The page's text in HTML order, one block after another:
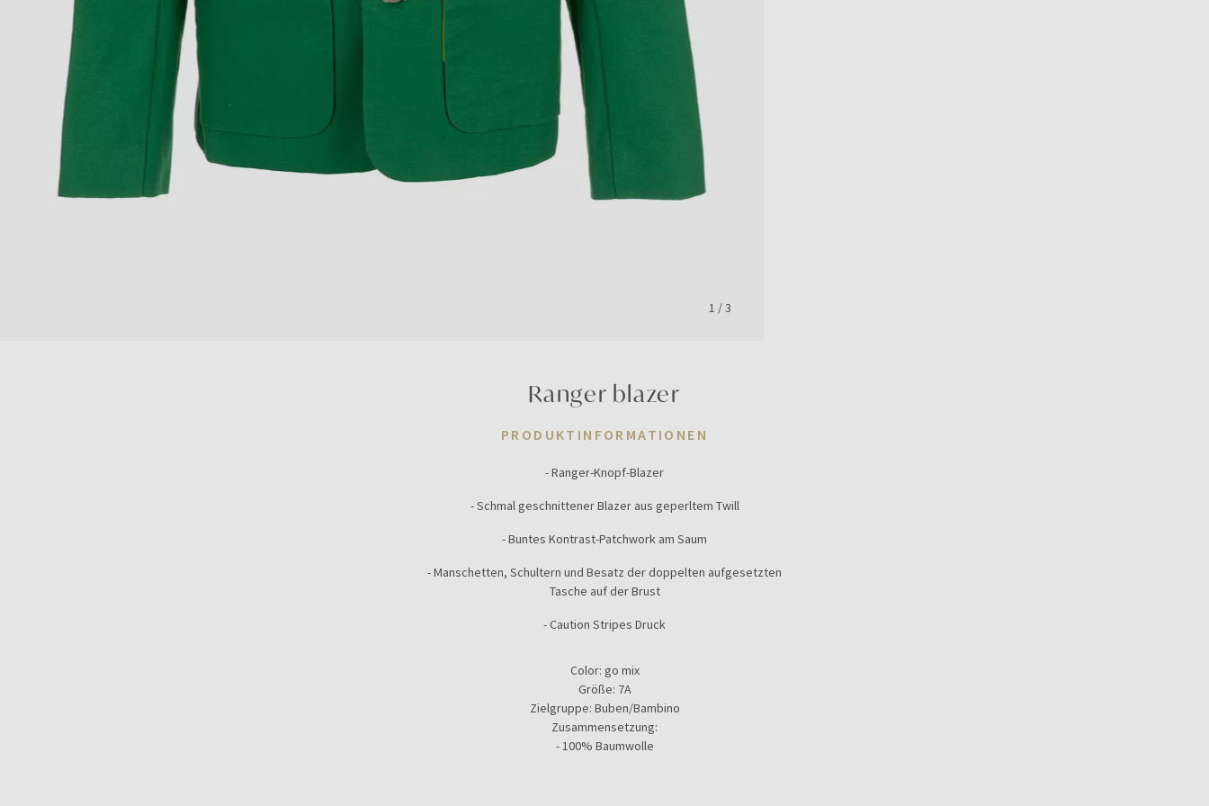
1 /3
Ranger blazer
PRODUKTINFORMATIONEN
- Ranger-Knopf-Blazer
- Schmal geschnittener Blazer aus geperltem Twill
- Buntes Kontrast-Patchwork am Saum
- Manschetten, Schultern und Besatz der doppelten aufgesetzten
Tasche auf der Brust
- Caution Stripes Druck
Color: go mix
Größe: 7A
Zielgruppe: Buben/Bambino
Zusammensetzung:
- 100% Baumwolle